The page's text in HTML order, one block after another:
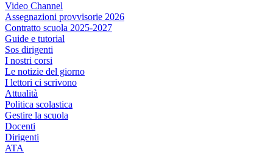
Video Channel
Assegnazioni provvisorie 2026
Contratto scuola 2025-2027
Guide e tutorial
Sos dirigenti
I nostri corsi
Le notizie del giorno
I lettori ci scrivono
Attualità
Politica scolastica
Gestire la scuola
Docenti
Dirigenti
ATA